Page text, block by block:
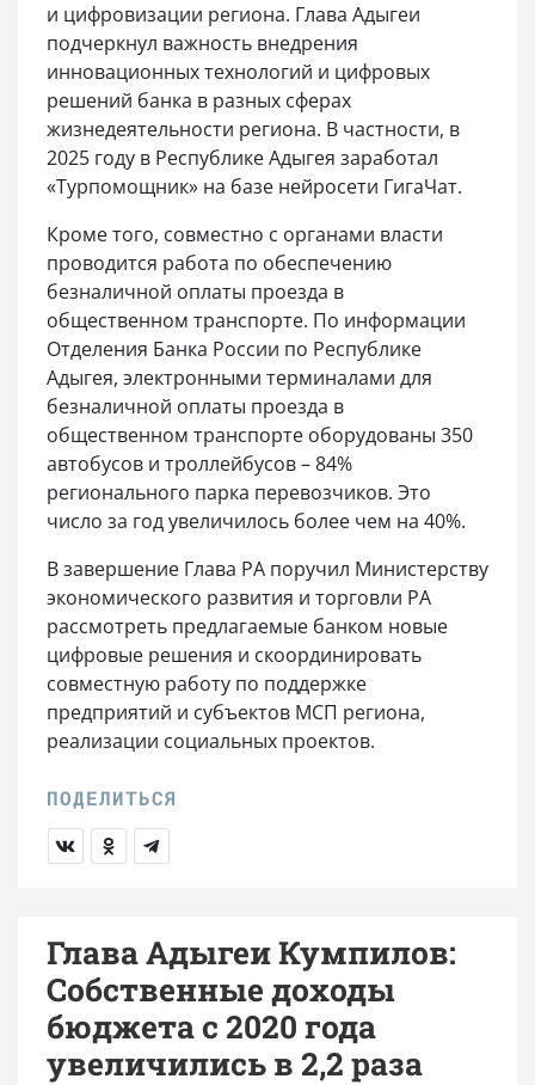
и цифровизации региона. Глава Адыгеи
подчеркнул важность внедрения
инновационных технологий и цифровых
решений банка в разных сферах
жизнедеятельности региона. В частности, в
2025 году в Республике Адыгея заработал
«Турпомощник» на базе нейросети ГигаЧат.
Кроме того, совместно с органами власти
проводится работа по обеспечению
безналичной оплаты проезда в
общественном транспорте. По информации
Отделения Банка России по Республике
Адыгея, электронными терминалами для
безналичной оплаты проезда в
общественном транспорте оборудованы 350
автобусов и троллейбусов – 84%
регионального парка перевозчиков. Это
число за год увеличилось более чем на 40%.
В завершение Глава РА поручил Министерству
экономического развития и торговли РА
рассмотреть предлагаемые банком новые
цифровые решения и скоординировать
совместную работу по поддержке
предприятий и субъектов МСП региона,
реализации социальных проектов.
Глава Адыгеи Кумпилов:
Собственные доходы
бюджета с 2020 года
увеличились в 2,2 раза